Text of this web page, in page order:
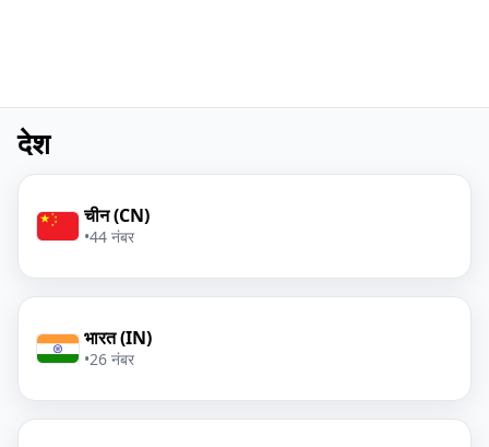
देश
चीन (CN)
•44 नंबर
भारत (IN)
•26 नंबर